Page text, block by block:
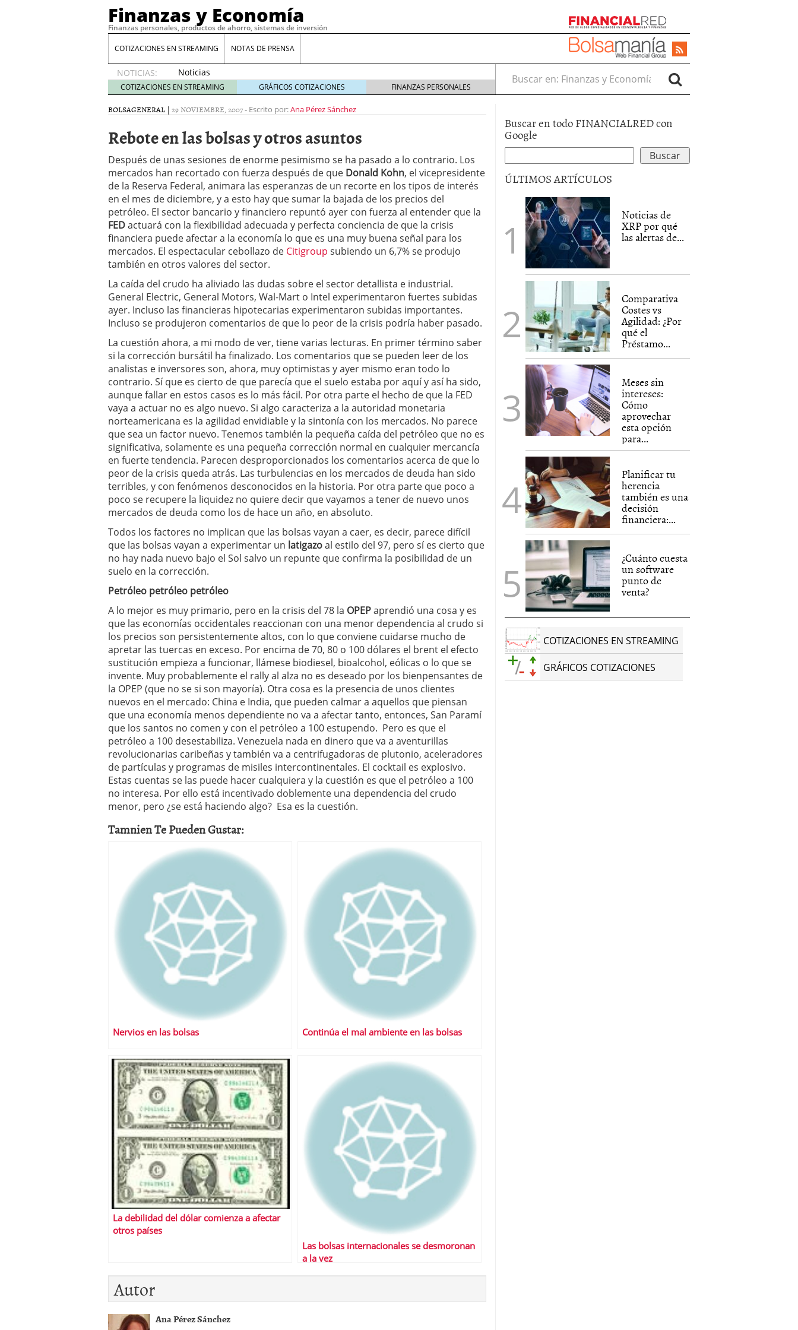
Finanzas y Economía
Finanzas personales, productos de ahorro, sistemas de inversión
COTIZACIONES EN STREAMING NOTAS DE PRENSA
NOTICIAS:
Noticias
de XRP
por qué
las
de
whales
suelen
llegar
tarde 16
de abril
de 2026
Comparativa Costes vs Agilidad: ¿Por qué el Préstamo Promotor privado
acelera la rentabilidad? 12 de diciembre de 2025
Meses sin intereses: Cómo aprovechar esta opción para gestionar tus
compras 24 de noviembre de 2025
Planificar tu herencia también es una decisión financiera: cómo anticiparte
¿Cuánto cuesta un software punto de venta? 3 de octubre de 2025
COTIZACIONES EN STREAMING GRÁFICOS COTIZACIONES FINANZAS PERSONALES
Buscar en:
BOLSAGENERAL | 29 NOVIEMBRE, 2007- Escrito por:Ana Pérez Sánchez
Rebote en las bolsas y otros asuntos
Después de unas sesiones de enorme pesimismo se ha pasado a lo contrario. Los
mercados han recortado con fuerza después de que Donald Kohn, el vicepresidente
de la Reserva Federal, animara las esperanzas de un recorte en los tipos de interés
en el mes de diciembre, y a esto hay que sumar la bajada de los precios del
petróleo. El sector bancario y financiero repuntó ayer con fuerza al entender que la
FEDactuará con la flexibilidad adecuada y perfecta conciencia de que la crisis
financiera puede afectar a la economía lo que es una muy buena señal para los
mercados. El espectacular cebollazo de Citigroup subiendo un 6,7% se produjo
también en otros valores del sector.
La caída del crudo ha aliviado las dudas sobre el sector detallista e industrial.
General Electric, General Motors, Wal-Mart o Intel experimentaron fuertes subidas
ayer. Incluso las financieras hipotecarias experimentaron subidas importantes.
Incluso se produjeron comentarios de que lo peor de la crisis podría haber pasado.
La cuestión ahora, a mi modo de ver, tiene varias lecturas. En primer término saber
si la corrección bursátil ha finalizado. Los comentarios que se pueden leer de los
analistas e inversores son, ahora, muy optimistas y ayer mismo eran todo lo
contrario. Sí que es cierto de que parecía que el suelo estaba por aquí y así ha sido,
aunque fallar en estos casos es lo más fácil. Por otra parte el hecho de que la FED
vaya a actuar no es algo nuevo. Si algo caracteriza a la autoridad monetaria
norteamericana es la agilidad envidiable y la sintonía con los mercados. No parece
que sea un factor nuevo. Tenemos también la pequeña caída del petróleo que no es
significativa, solamente es una pequeña corrección normal en cualquier mercancía
en fuerte tendencia. Parecen desproporcionados los comentarios acerca de que lo
peor de la crisis queda atrás. Las turbulencias en los mercados de deuda han sido
terribles, y con fenómenos desconocidos en la historia. Por otra parte que poco a
poco se recupere la liquidez no quiere decir que vayamos a tener de nuevo unos
mercados de deuda como los de hace un año, en absoluto.
Todos los factores no implican que las bolsas vayan a caer, es decir, parece difícil
que las bolsas vayan a experimentar un latigazoal estilo del 97, pero sí es cierto que
no hay nada nuevo bajo el Sol salvo un repunte que confirma la posibilidad de un
suelo en la corrección.
Petróleo petróleo petróleo
A lo mejor es muy primario, pero en la crisis del 78 la OPEPaprendió una cosa y es
que las economías occidentales reaccionan con una menor dependencia al crudo si
los precios son persistentemente altos, con lo que conviene cuidarse mucho de
apretar las tuercas en exceso. Por encima de 70, 80 o 100 dólares el brent el efecto
sustitución empieza a funcionar, llámese biodiesel, bioalcohol, eólicas o lo que se
invente. Muy probablemente el rally al alza no es deseado por los bienpensantes de
la OPEP (que no se si son mayoría). Otra cosa es la presencia de unos clientes
nuevos en el mercado: China e India, que pueden calmar a aquellos que piensan
que una economía menos dependiente no va a afectar tanto, entonces, San Paramí
que los santos no comen y con el petróleo a 100 estupendo. Pero es que el
petróleo a 100 desestabiliza. Venezuela nada en dinero que va a aventurillas
revolucionarias caribeñas y también va a centrifugadoras de plutonio, aceleradores
de partículas y programas de misiles intercontinentales. El cocktail es explosivo.
Estas cuentas se las puede hacer cualquiera y la cuestión es que el petróleo a 100
no interesa. Por ello está incentivado doblemente una dependencia del crudo
menor, pero ¿se está haciendo algo? Esa es la cuestión.
Tamnien Te Pueden Gustar:
Nervios en las bolsas Continúa el mal ambiente en las bolsas
La debilidad del dólar comienza a afectar
otros países
Las bolsas internacionales se desmoronan
a la vez
Autor
Ana Pérez Sánchez
Buscar en todo FINANCIALRED con
Google
ÚLTIMOS ARTÍCULOS
Noticias de
XRP por qué
las alertas de...
Comparativa
Costes vs
Agilidad: ¿Por
qué el
Préstamo...
Meses sin
intereses:
Cómo
aprovechar
esta opción
para...
Planificar tu
herencia
también es una
decisión
financiera:...
¿Cuánto cuesta
un software
punto de
venta?
COTIZACIONES EN STREAMING
GRÁFICOS COTIZACIONES